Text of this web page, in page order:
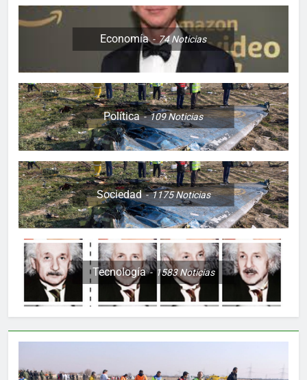
Economía 74Noticias
Política 109Noticias
Sociedad 1175Noticias
Tecnología 1583Noticias